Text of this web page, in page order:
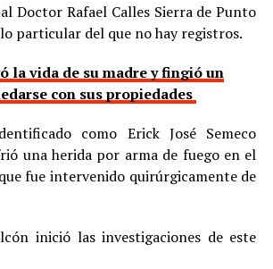
Doctor Rafael Calles Sierra de Punto
particular del que no hay registros.
la vida de su madre y fingió un
con sus propiedades
como Erick José Semeco
una herida por arma de fuego en el
fue intervenido quirúrgicamente de
inició las investigaciones de este